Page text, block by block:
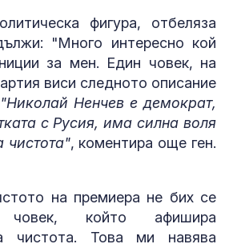
фигура, отбеляза
"Много интересно кой
за мен. Един човек, на
виси следното описание
"Николай Ненчев е демократ,
с Русия, има силна воля
чистота", коментира още ген.
на премиера не бих се
който афишира
чистота. Това ми навява